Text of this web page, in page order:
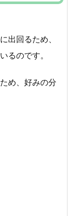
出回るため、
るのです。
め、好みの分